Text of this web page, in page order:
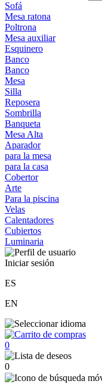
Sofá
Mesa ratona
Poltrona
Mesa auxiliar
Esquinero
Banco
Banco
Mesa
Silla
Reposera
Sombrilla
Banqueta
Mesa Alta
Aparador
para la mesa
para la casa
Cobertor
Arte
Para la piscina
Velas
Calentadores
Cubiertos
Luminaria
Iniciar sesión
ES
EN
0
0